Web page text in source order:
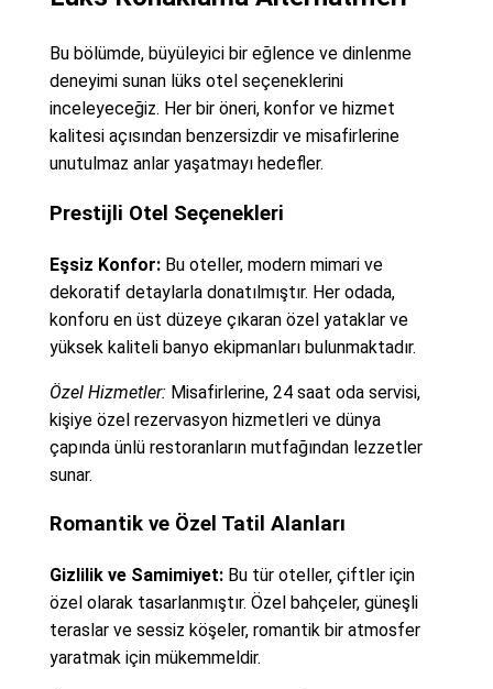
Bu bölümde, büyüleyici bir eğlence ve dinlenme
deneyimi sunan lüks otel seçeneklerini
inceleyeceğiz. Her bir öneri, konfor ve hizmet
kalitesi açısından benzersizdir ve misafirlerine
unutulmaz anlar yaşatmayı hedefler.
Prestijli Otel Seçenekleri
Eşsiz Konfor:Bu oteller, modern mimari ve
dekoratif detaylarla donatılmıştır. Her odada,
konforu en üst düzeye çıkaran özel yataklar ve
yüksek kaliteli banyo ekipmanları bulunmaktadır.
Özel Hizmetler:Misafirlerine, 24 saat oda servisi,
kişiye özel rezervasyon hizmetleri ve dünya
çapında ünlü restoranların mutfağından lezzetler
sunar.
Romantik ve Özel Tatil Alanları
Gizlilik ve Samimiyet:Bu tür oteller, çiftler için
özel olarak tasarlanmıştır. Özel bahçeler, güneşli
teraslar ve sessiz köşeler, romantik bir atmosfer
yaratmak için mükemmeldir.